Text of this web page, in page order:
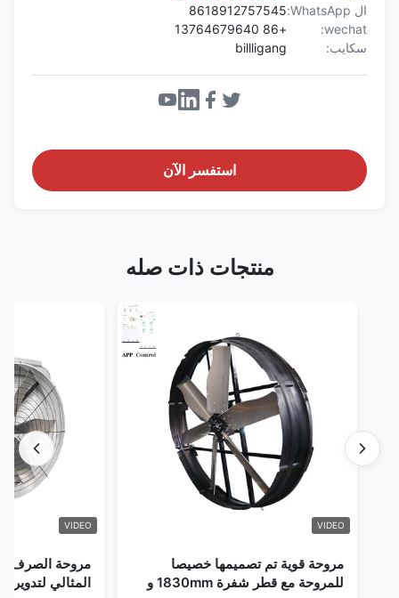
ال WhatsApp:
8618912757545
wechat:
+86 13764679640
سكايب:
billligang
استفسر الآن
منتجات ذات صله
VIDEO
مروحة قوية تم تصميمها خصيصا
للمروحة مع قطر شفرة 1830mm و
VIDEO
مروحة الصرف
المثالي لتدوير